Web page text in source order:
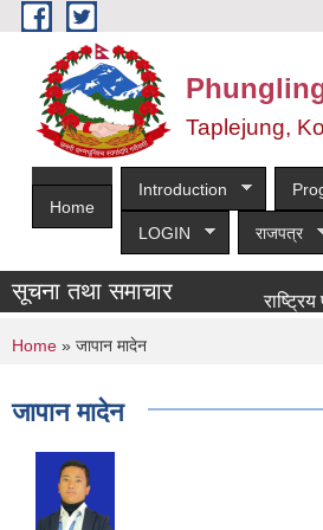
Skip to main content
Taplejung,
Home
Introduction
LOGIN राजपत्र
सूचना तथा समाचार राष्ट्रिय
You are here
Home » जापान मादेन
जापान मादेन